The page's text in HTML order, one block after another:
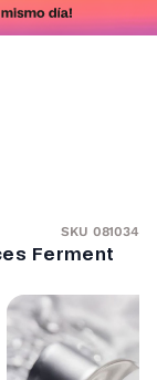
SKU 081034
Ferment